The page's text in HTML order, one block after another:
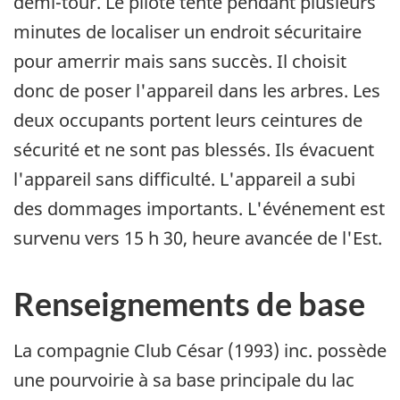
minutes de localiser un endroit sécuritaire
pour amerrir mais sans succès. Il choisit
donc de poser l'appareil dans les arbres. Les
deux occupants portent leurs ceintures de
sécurité et ne sont pas blessés. Ils évacuent
l'appareil sans difficulté. L'appareil a subi
des dommages importants. L'événement est
survenu vers 15 h 30, heure avancée de l'Est.
Renseignements de base
La compagnie Club César (1993) inc. possède
une pourvoirie à sa base principale du lac